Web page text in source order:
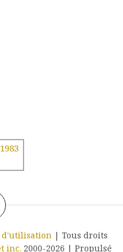
d'utilisation | Tous droits
inc. 2000-2026 | Propulsé